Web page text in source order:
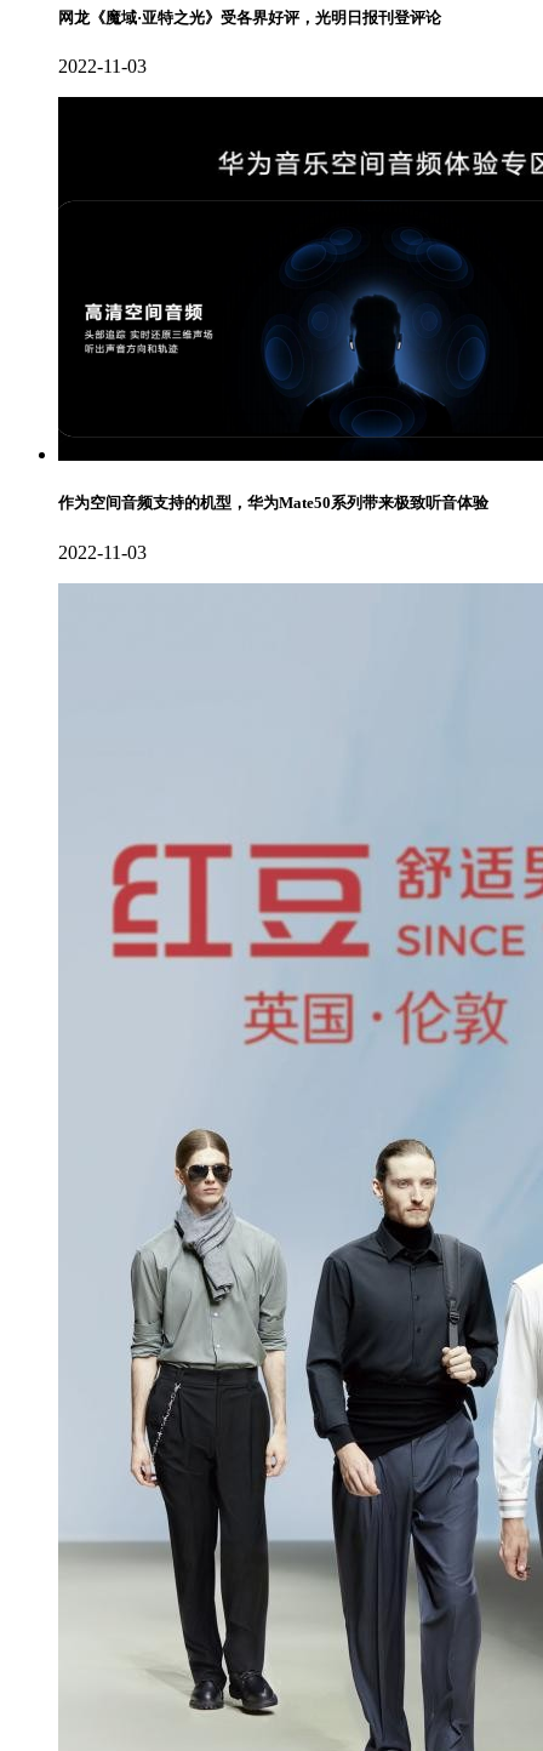
网龙《魔域·亚特之光》受各界好评，光明日报刊登评论
2022-11-03
作为空间音频支持的机型，华为Mate50系列带来极致听音体验
2022-11-03